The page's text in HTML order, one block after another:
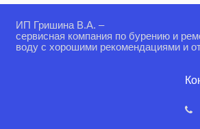
ИП Гришина В.А. –
сервисная компания по бурению и
воду с хорошими рекомендациями и